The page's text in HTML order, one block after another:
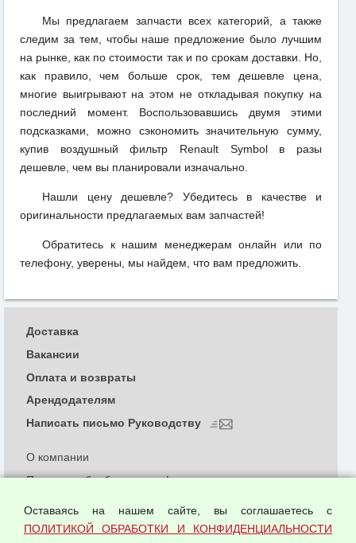
Мы предлагаем запчасти всех категорий, а также
следим за тем, чтобы наше предложение было лучшим
на рынке, как по стоимости так и по срокам доставки. Но,
как правило, чем больше срок, тем дешевле цена,
многие выигрывают на этом не откладывая покупку на
последний момент. Воспользовавшись двумя этими
подсказками, можно сэкономить значительную сумму,
купив воздушный фильтр Renault Symbol в разы
дешевле, чем вы планировали изначально.
Нашли цену дешевле? Убедитесь в качестве и
оригинальности предлагаемых вам запчастей!
Обратитесь к нашим менеджерам онлайн или по
телефону, уверены, мы найдем, что вам предложить.
О компании
Политика обработки и конфиденциальности
Согласием на обработку персональных данных
Доставка
Вакансии
Оплата и возвраты
Арендодателям
Написать письмо Руководству
Оставаясь на нашем сайте, вы соглашаетесь с
ПОЛИТИКОЙ ОБРАБОТКИ И КОНФИДЕНЦИАЛЬНОСТИ